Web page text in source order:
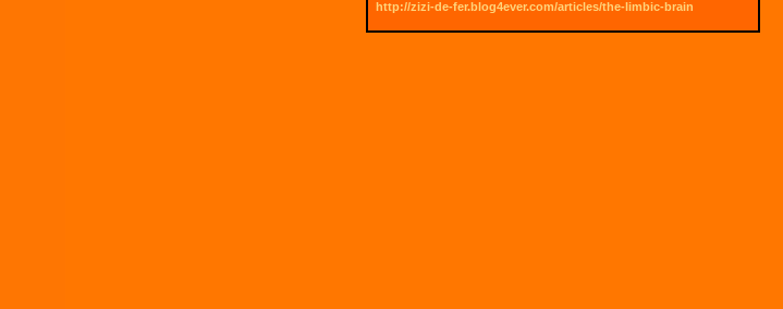
http://zizi-de-fer.blog4ever.com/articles/the-limbic-brain